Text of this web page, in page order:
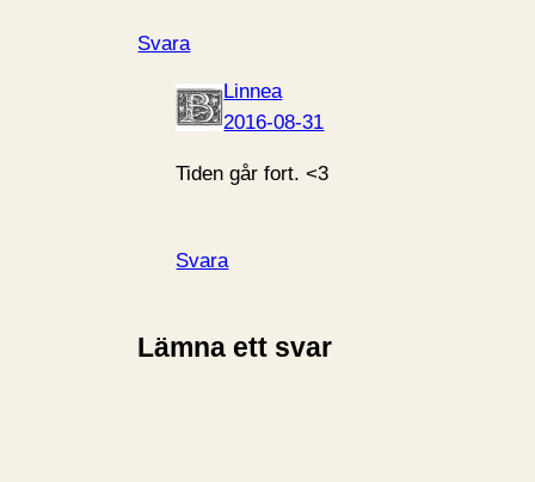
Svara
Linnea
2016-08-31
Tiden går fort. <3
Svara
Lämna ett svar